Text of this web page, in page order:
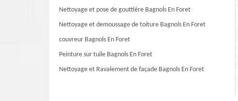
Nettoyage et pose de gouttière Bagnols En Foret
Nettoyage et demoussage de toiture Bagnols En Foret
couvreur Bagnols En Foret
Peinture sur tuile Bagnols En Foret
Nettoyage et Ravalement de façade Bagnols En Foret